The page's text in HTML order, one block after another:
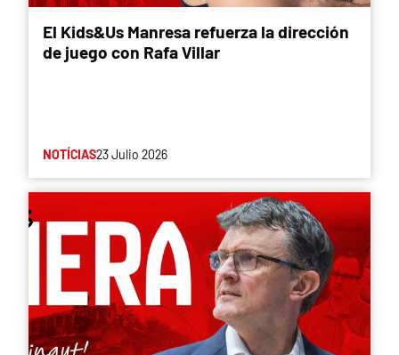
El Kids&Us Manresa refuerza la dirección
de juego con Rafa Villar
NOTÍCIAS23 Julio 2026